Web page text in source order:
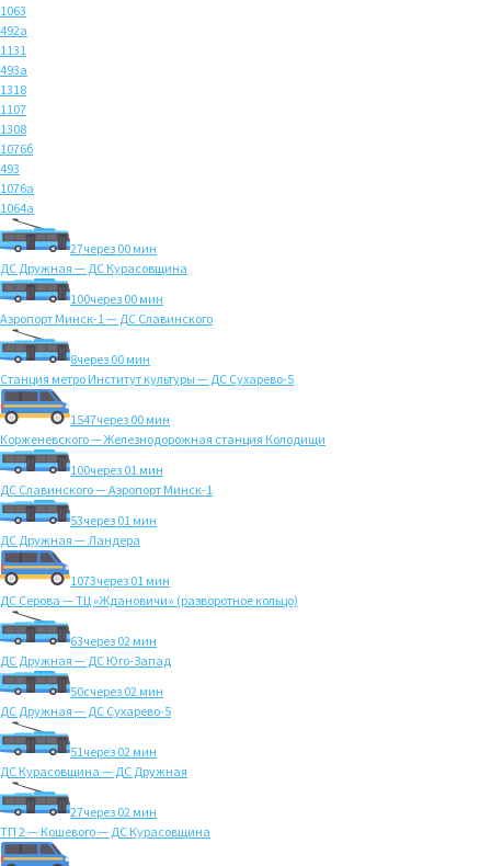
1063
492а
1131
493а
1318
1107
1308
1076б
493
1076а
1064а
27через 00 мин
ДС Дружная — ДС Курасовщина
100через 00 мин
Аэропорт Минск-1 — ДС Славинского
8через 00 мин
Станция метро Институт культуры — ДС Сухарево-5
1547через 00 мин
Корженевского — Железнодорожная станция Колодищи
100через 01 мин
ДС Славинского — Аэропорт Минск-1
53через 01 мин
ДС Дружная — Ландера
1073через 01 мин
ДС Серова — ТЦ «Ждановичи» (разворотное кольцо)
63через 02 мин
ДС Дружная — ДС Юго-Запад
50счерез 02 мин
ДС Дружная — ДС Сухарево-5
51через 02 мин
ДС Курасовщина — ДС Дружная
27через 02 мин
ТП 2 — Кошевого — ДС Курасовщина